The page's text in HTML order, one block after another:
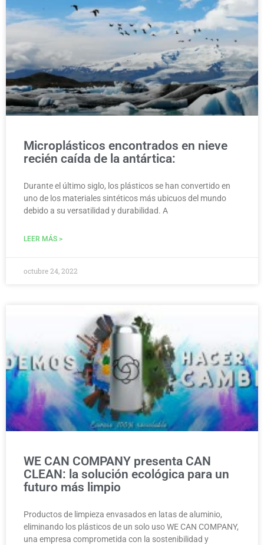
MEDIO AMBIENTE
Microplásticos encontrados en nieve
recién caída de la antártica:
Durante el último siglo, los plásticos se han convertido en
uno de los materiales sintéticos más ubicuos del mundo
debido a su versatilidad y durabilidad. A
LEER MÁS >
octubre 24, 2022
WE CAN COMPANY presenta CAN
CLEAN: la solución ecológica para un
futuro más limpio
Productos de limpieza envasados en latas de aluminio,
eliminando los plásticos de un solo uso WE CAN COMPANY,
una empresa comprometida con la sostenibilidad y